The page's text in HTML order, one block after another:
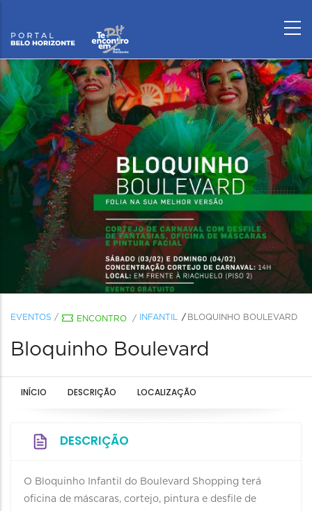
EVENTOS / ENCONTRO / INFANTIL BLOQUINHO BOULEVARD
Bloquinho Boulevard
INÍCIO DESCRIÇÃO LOCALIZAÇÃO
DESCRIÇÃO
O Bloquinho Infantil do Boulevard Shopping terá
oficina de máscaras, cortejo, pintura e desfile de